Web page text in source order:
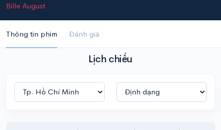
Bille August
Thông tin phim Đánh giá
Lịch chiếu